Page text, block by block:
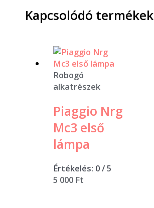
Kapcsolódó termékek
Robogó
alkatrészek
Piaggio Nrg
Mc3 első
lámpa
Értékelés: 0/ 5
5 000 Ft